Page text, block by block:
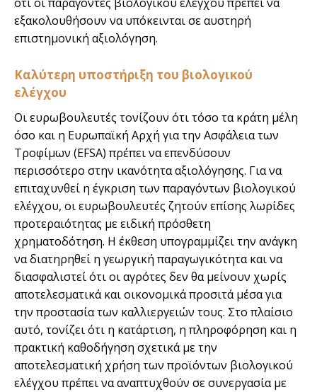
ότι οι παράγοντες βιολογικού ελέγχου πρέπει να
εξακολουθήσουν να υπόκεινται σε αυστηρή
επιστημονική αξιολόγηση.
Καλύτερη υποστήριξη του βιολογικού
ελέγχου
Οι ευρωβουλευτές τονίζουν ότι τόσο τα κράτη μέλη
όσο και η Ευρωπαϊκή Αρχή για την Ασφάλεια των
Τροφίμων (EFSA) πρέπει να επενδύσουν
περισσότερο στην ικανότητα αξιολόγησης. Για να
επιταχυνθεί η έγκριση των παραγόντων βιολογικού
ελέγχου, οι ευρωβουλευτές ζητούν επίσης λωρίδες
προτεραιότητας με ειδική πρόσθετη
χρηματοδότηση. Η έκθεση υπογραμμίζει την ανάγκη
να διατηρηθεί η γεωργική παραγωγικότητα και να
διασφαλιστεί ότι οι αγρότες δεν θα μείνουν χωρίς
αποτελεσματικά και οικονομικά προσιτά μέσα για
την προστασία των καλλιεργειών τους. Στο πλαίσιο
αυτό, τονίζει ότι η κατάρτιση, η πληροφόρηση και η
πρακτική καθοδήγηση σχετικά με την
αποτελεσματική χρήση των προϊόντων βιολογικού
ελέγχου πρέπει να αναπτυχθούν σε συνεργασία με